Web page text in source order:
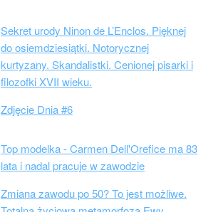
Sekret urody Ninon de L’Enclos. Pięknej
do osiemdziesiątki. Notorycznej
kurtyzany. Skandalistki. Cenionej pisarki i
filozofki XVII wieku.
Zdjęcie Dnia #6
Top modelka - Carmen Dell'Orefice ma 83
lata i nadal pracuje w zawodzie
Zmiana zawodu po 50? To jest możliwe.